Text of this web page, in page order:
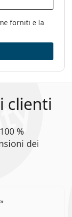
forniti e la
clienti
%
dei